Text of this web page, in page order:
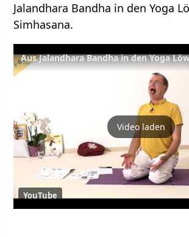
Jalandhara Bandha in den Yoga
Simhasana.
Video laden
YouTube